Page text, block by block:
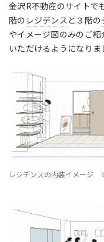
金沢R不動産のサイトで
階の レジデンス と３階の
やイメージ図のみのご
いただけるようになりま
レジデンスの内装イメージ